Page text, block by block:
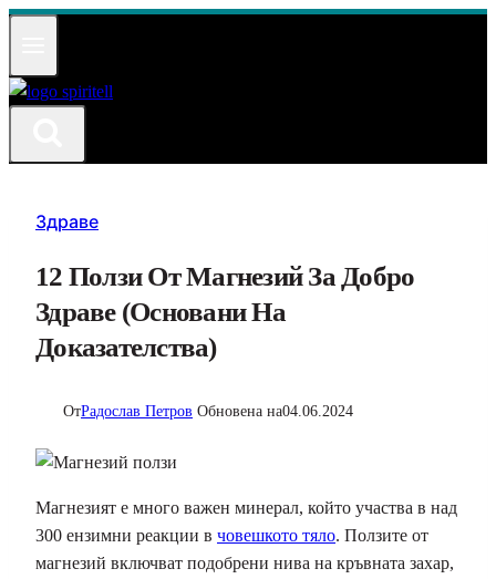
Към
Здраве
12 Ползи От Магнезий За Добро
Здраве (Основани На
Доказателства)
ОтРадослав Петров Обновена на04.06.2024
Магнезият е много важен минерал, който участва в над
300 ензимни реакции в човешкото тяло. Ползите от
магнезий включват подобрени нива на кръвната захар,